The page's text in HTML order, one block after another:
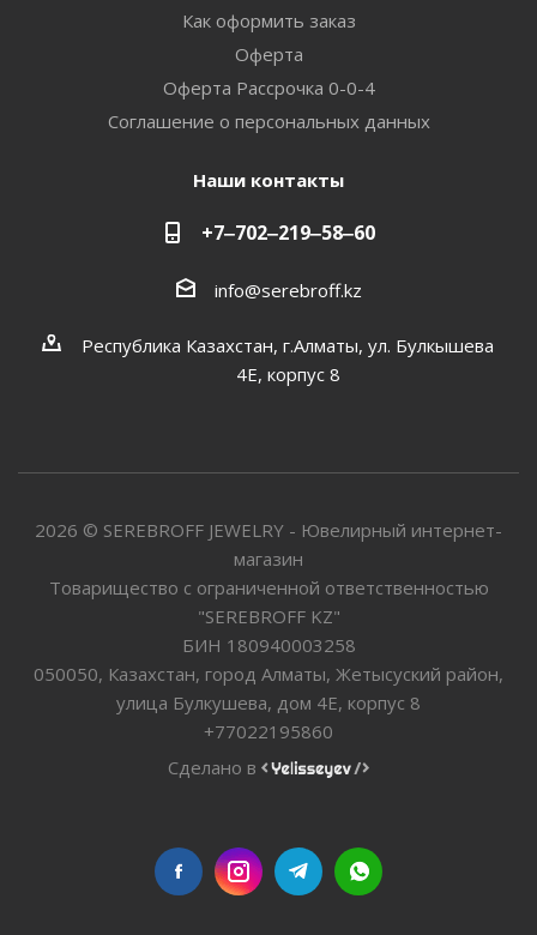
Как оформить заказ
Оферта
Оферта Рассрочка 0-0-4
Соглашение о персональных данных
Наши контакты
+7‒702‒219‒58‒60
info@serebroff.kz
Республика Казахстан, г.Алматы, ул. Булкышева
4Е, корпус 8
2026 © SEREBROFF JEWELRY - Ювелирный интернет-
магазин
Товарищество с ограниченной ответственностью
"SEREBROFF KZ"
БИН 180940003258
050050, Казахстан, город Алматы, Жетысуский район,
улица Булкушева, дом 4Е, корпус 8
+77022195860
Сделано в